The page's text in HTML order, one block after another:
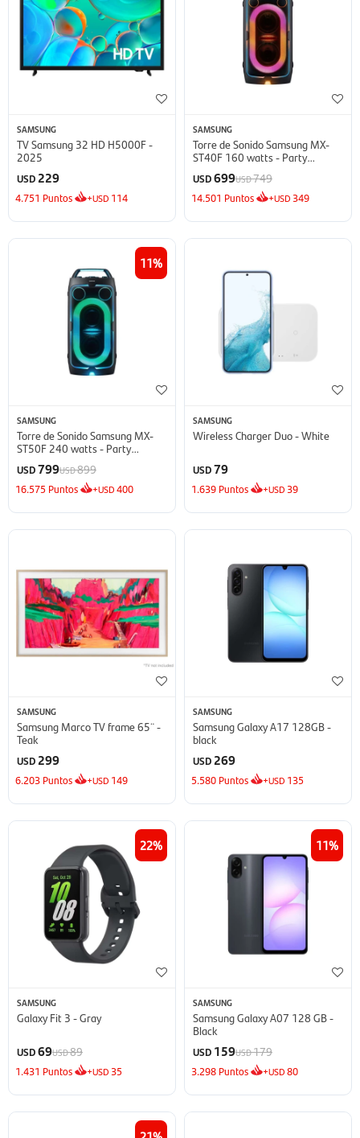
SAMSUNG
TV Samsung 32 HD H5000F -
2025
USD 229
4.751 Puntos +USD 114
SAMSUNG
Torre de Sonido Samsung MX-
ST40F 160 watts - Party
USD699USD749
14.501 Puntos +USD 349
11
SAMSUNG
Torre de Sonido Samsung MX-
ST50F 240 watts - Party
USD799USD899
16.575 Puntos +USD400
SAMSUNG
Wireless Charger Duo - White
USD79
1.639 Puntos +USD 39
SAMSUNG
Samsung Marco TV frame 65¨ -
Teak
USD 299
6.203 Puntos +USD 149
SAMSUNG
Samsung Galaxy A17 128GB -
black
USD 269
5.580 Puntos +USD 135
22
SAMSUNG
Galaxy Fit 3 - Gray
USD69USD89
1.431 Puntos +USD 35
11
SAMSUNG
Samsung Galaxy A07 128 GB -
Black
USD 159USD179
3.298 Puntos +USD80